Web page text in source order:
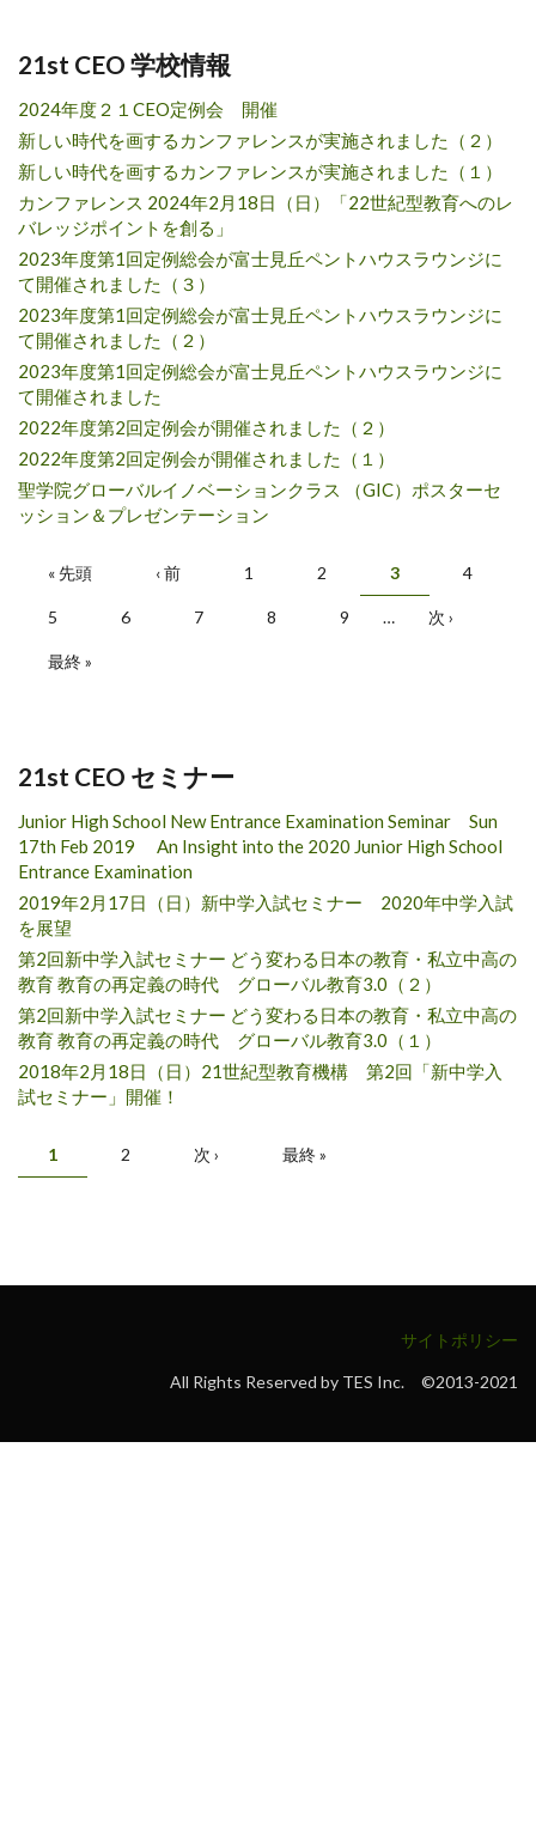
21st CEO 学校情報
2024年度２１CEO定例会 開催
新しい時代を画するカンファレンスが実施されました（２）
新しい時代を画するカンファレンスが実施されました（１）
カンファレンス 2024年2月18日（日）「22世紀型教育へのレ
バレッジポイントを創る」
2023年度第1回定例総会が富士見丘ペントハウスラウンジに
て開催されました（３）
2023年度第1回定例総会が富士見丘ペントハウスラウンジに
て開催されました（２）
2023年度第1回定例総会が富士見丘ペントハウスラウンジに
て開催されました
2022年度第2回定例会が開催されました（２）
2022年度第2回定例会が開催されました（１）
聖学院グローバルイノベーションクラス （GIC）ポスターセ
ッション＆プレゼンテーション
Pages
« 先頭 ‹ 前 1 2 3 4
5 6 7 8 9 … 次 ›
最終 »
21st CEO セミナー
Junior High School New Entrance Examination Seminar Sun
17th Feb 2019 An Insight into the 2020 Junior High School
Entrance Examination
2019年2月17日（日）新中学入試セミナー 2020年中学入試
を展望
第2回新中学入試セミナー どう変わる日本の教育・私立中高の
教育 教育の再定義の時代 グローバル教育3.0（２）
第2回新中学入試セミナー どう変わる日本の教育・私立中高の
教育 教育の再定義の時代 グローバル教育3.0（１）
2018年2月18日（日）21世紀型教育機構 第2回「新中学入
試セミナー」開催！
Pages
1 2 次 › 最終 »
サイトポリシー
All Rights Reserved by TES Inc. ©2013-2021